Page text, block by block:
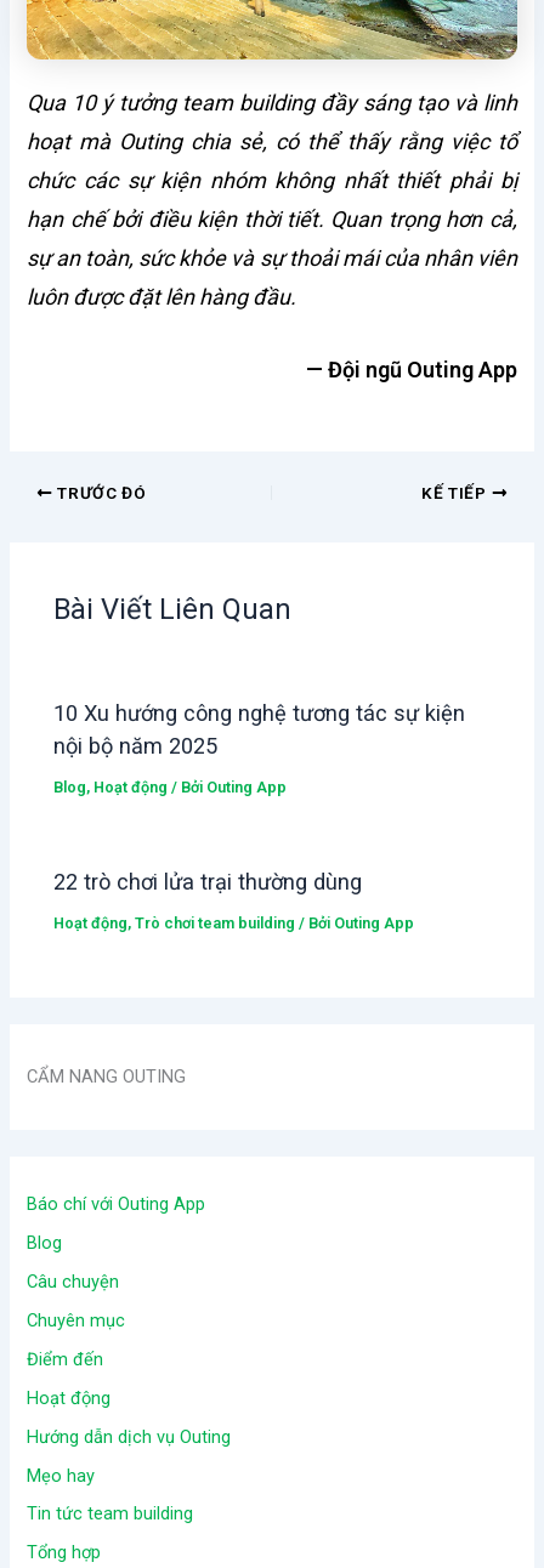
Qua 10 ý tưởng team building đầy sáng tạo và linh
hoạt mà Outing chia sẻ, có thể thấy rằng việc tổ
chức các sự kiện nhóm không nhất thiết phải bị
hạn chế bởi điều kiện thời tiết. Quan trọng hơn cả,
sự an toàn, sức khỏe và sự thoải mái của nhân viên
luôn được đặt lên hàng đầu.
— Đội ngũ Outing App
TRƯỚC ĐÓ KẾ TIẾP
Bài Viết Liên Quan
10 Xu hướng công nghệ tương tác sự kiện
nội bộ năm 2025
Blog, Hoạt động / Bởi Outing App
22 trò chơi lửa trại thường dùng
Hoạt động,Trò chơi team building / Bởi Outing App
CẨM NANG OUTING
Báo chí với Outing App
Blog
Câu chuyện
Chuyên mục
Điểm đến
Hoạt động
Hướng dẫn dịch vụ Outing
Mẹo hay
Tin tức team building
Tổng hợp